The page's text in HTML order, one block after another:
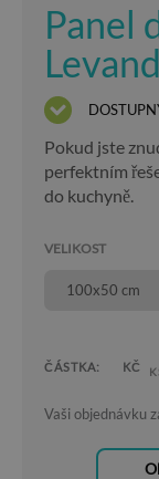
Panel
Pokud jste
perfektním
do kuchyně.
VELIKOST
100x50 cm
ČÁSTKA: KČ
Vaši objednávku